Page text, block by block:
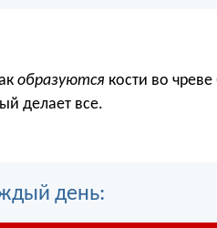
образуются кости во
делает все.
день: